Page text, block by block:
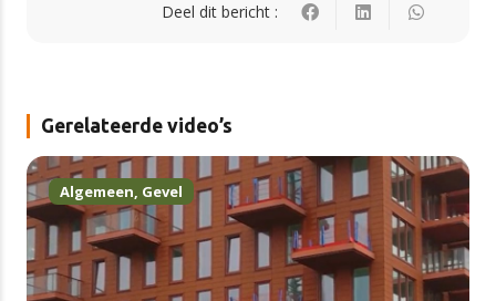
Deel dit bericht :
Gerelateerde video’s
Algemeen, Gevel